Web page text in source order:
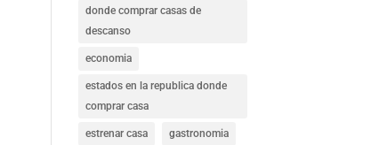
donde comprar casas de
descanso
economia
estados en la republica donde
comprar casa
estrenar casa gastronomia